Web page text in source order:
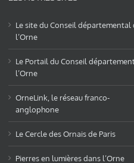
Le site du Conseil départemental
l’Orne
Le Portail du Conseil
l’Orne
OrneLink, le réseau franco-
anglophone
Le Cercle des Ornais de Paris
Pierres en lumières dans l’Orne